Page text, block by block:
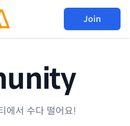
Join
에서 수다 떨어요!